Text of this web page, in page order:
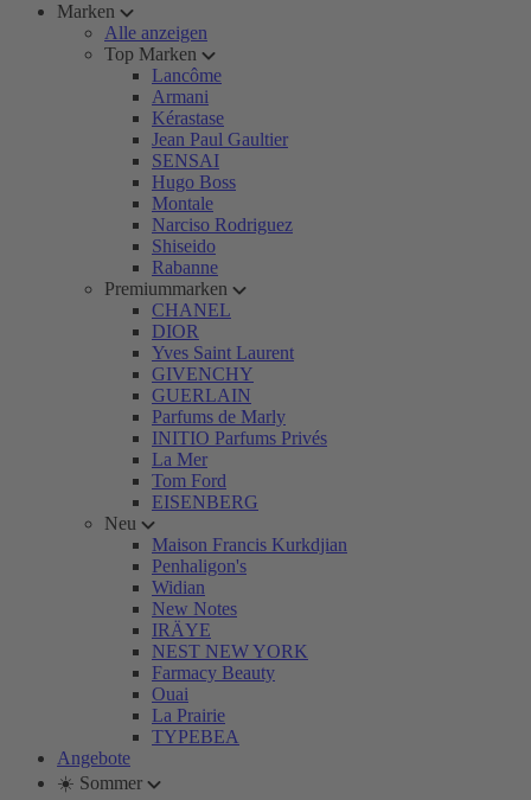
Marken
Alle anzeigen
Top Marken
Lancôme
Armani
Kérastase
Jean Paul Gaultier
SENSAI
Hugo Boss
Montale
Narciso Rodriguez
Shiseido
Rabanne
Premiummarken
CHANEL
DIOR
Yves Saint Laurent
GIVENCHY
GUERLAIN
Parfums de Marly
INITIO Parfums Privés
La Mer
Tom Ford
EISENBERG
Neu
Maison Francis Kurkdjian
Penhaligon's
Widian
New Notes
IRÄYE
NEST NEW YORK
Farmacy Beauty
Ouai
La Prairie
TYPEBEA
Angebote
☀️ Sommer